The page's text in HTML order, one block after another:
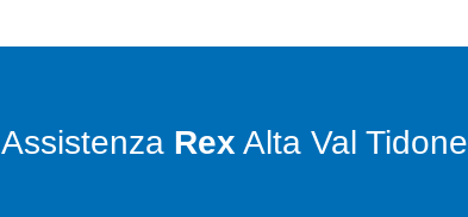
Assistenza Rex Alta Val Tidone